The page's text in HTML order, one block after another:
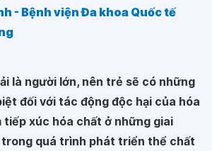
- Bệnh viện Đa khoa Quốc tế
là người lớn, nên trẻ sẽ có những
đối với tác động độc hại của hóa
tiếp xúc hóa chất ở những giai
quá trình phát triển thể chất